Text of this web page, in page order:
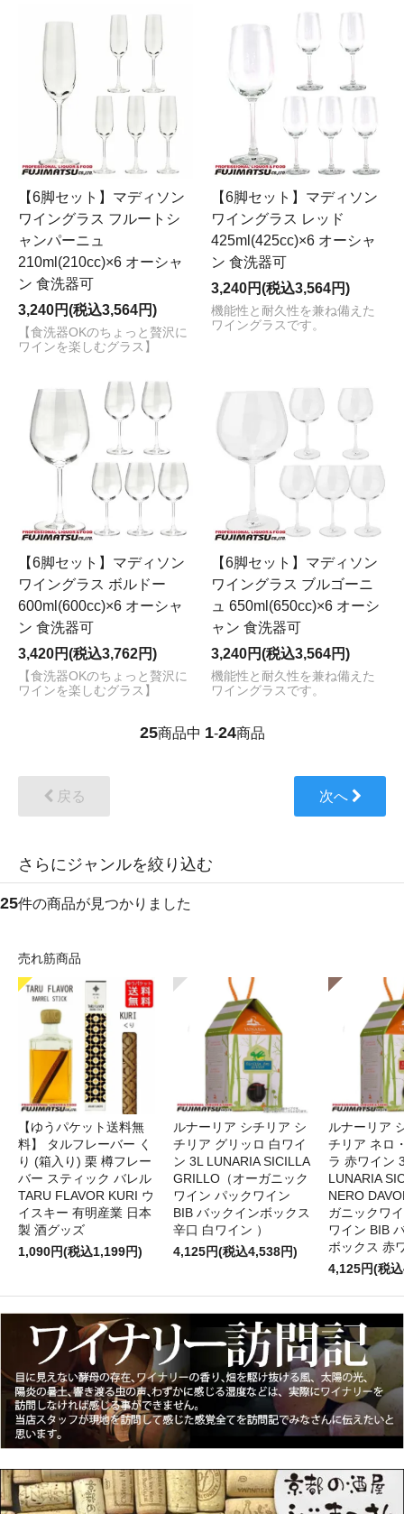
【6脚セット】マディソン
ワイングラス フルートシ
ャンパーニュ
210ml(210cc)×6 オーシャ
ン 食洗器可
3,240円(税込3,564円)
【食洗器OKのちょっと贅沢に
ワインを楽しむグラス】
【6脚セット】マディソン
ワイングラス レッド
425ml(425cc)×6 オーシャ
ン 食洗器可
3,240円(税込3,564円)
機能性と耐久性を兼ね備えた
ワイングラスです。
【6脚セット】マディソン
ワイングラス ボルドー
600ml(600cc)×6 オーシャ
ン 食洗器可
3,420円(税込3,762円)
【食洗器OKのちょっと贅沢に
ワインを楽しむグラス】
【6脚セット】マディソン
ワイングラス ブルゴーニ
ュ 650ml(650cc)×6 オーシ
ャン 食洗器可
3,240円(税込3,564円)
機能性と耐久性を兼ね備えた
ワイングラスです。
25商品中 1-24商品
戻る 次へ
さらにジャンルを絞り込む
25件の商品が見つかりました
売れ筋商品
【ゆうパケット送料無
料】 タルフレーバー く
り (箱入り) 栗 樽フレー
バー スティック バレル
TARU FLAVOR KURI ウ
イスキー 有明産業 日本
製 酒グッズ
1,090円(税込1,199円)
ルナーリア シチリア シ
チリア グリッロ 白ワイ
ン 3L LUNARIA SICILLA
GRILLO（オーガニック
ワイン パックワイン
BIB バックインボックス
辛口 白ワイン ）
4,125円(税込4,538円)
ルナーリア
チリア ネロ
ラ 赤ワイ
LUNARIA
NERO
ガニックワ
ワイン BIB
ボックス 赤
4,125円(税